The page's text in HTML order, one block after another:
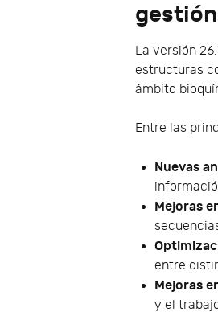
La versión
estructuras
ámbito
Entre las
Nuevas
Mejoras
entre
Mejoras
y el